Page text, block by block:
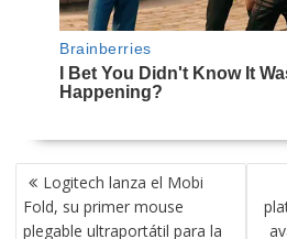
NAVEGACIÓN
DE
ENTRADAS
Logitech lanza el Mobi
Fold, su primer mouse
plegable ultraportátil para la